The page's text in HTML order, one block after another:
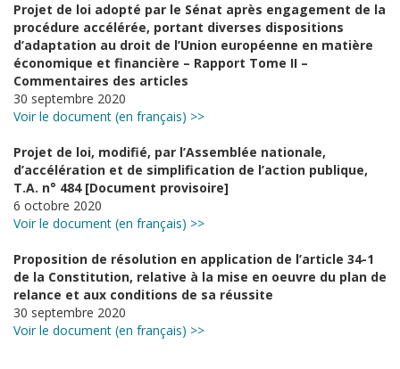
Projet de loi adopté par le Sénat après engagement de la
procédure accélérée, portant diverses dispositions
d’adaptation au droit de l’Union européenne en matière
économique et financière – Rapport Tome II –
Commentaires des articles
30 septembre 2020
Voir le document (en français) >>
Projet de loi, modifié, par l’Assemblée nationale,
d’accélération et de simplification de l’action publique,
T.A. n° 484 [Document provisoire]
6 octobre 2020
Voir le document (en français) >>
Proposition de résolution en application de l’article 34-1
de la Constitution, relative à la mise en oeuvre du plan de
relance et aux conditions de sa réussite
30 septembre 2020
Voir le document (en français) >>